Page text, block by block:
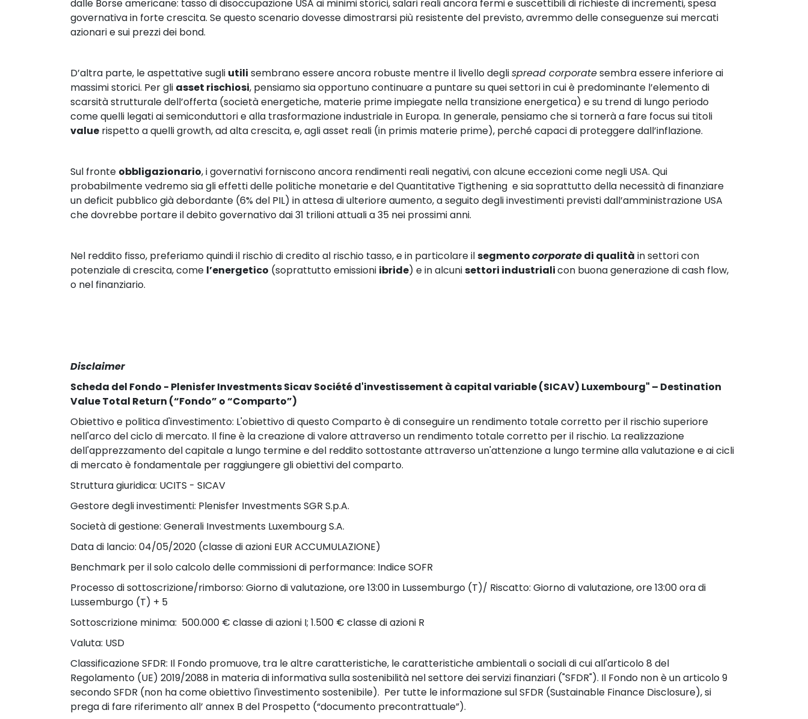
dalle Borse americane: tasso di disoccupazione USA ai minimi storici, salari reali ancora fermi e suscettibili di richieste di incrementi, spesa
governativa in forte crescita. Se questo scenario dovesse dimostrarsi più resistente del previsto, avremmo delle conseguenze sui mercati
azionari e sui prezzi dei bond.
D’altra parte, le aspettative sugli utili sembrano essere ancora robuste mentre il livello degli spread corporate sembra essere inferiore ai
massimi storici. Per gli asset rischiosi, pensiamo sia opportuno continuare a puntare su quei settori in cui è predominante l’elemento di
scarsità strutturale dell’offerta (società energetiche, materie prime impiegate nella transizione energetica) e su trend di lungo periodo
come quelli legati ai semiconduttori e alla trasformazione industriale in Europa. In generale, pensiamo che si tornerà a fare focus sui titoli
value rispetto a quelli growth, ad alta crescita, e, agli asset reali (in primis materie prime), perché capaci di proteggere dall’inflazione.
Sul fronte obbligazionario, i governativi forniscono ancora rendimenti reali negativi, con alcune eccezioni come negli USA. Qui
probabilmente vedremo sia gli effetti delle politiche monetarie e del Quantitative Tigthening  e sia soprattutto della necessità di finanziare
un deficit pubblico già debordante (6% del PIL) in attesa di ulteriore aumento, a seguito degli investimenti previsti dall’amministrazione USA
che dovrebbe portare il debito governativo dai 31 trilioni attuali a 35 nei prossimi anni.
Nel reddito fisso, preferiamo quindi il rischio di credito al rischio tasso, e in particolare il segmento corporate di qualità in settori con
potenziale di crescita, come l’energetico (soprattutto emissioni ibride) e in alcuni settori industriali con buona generazione di cash flow,
o nel finanziario.
Disclaimer
Scheda del Fondo - Plenisfer Investments Sicav Société d'investissement à capital variable (SICAV) Luxembourg" – Destination
Value Total Return (“Fondo” o “Comparto”)
Obiettivo e politica d'investimento: L'obiettivo di questo Comparto è di conseguire un rendimento totale corretto per il rischio superiore
nell'arco del ciclo di mercato. Il fine è la creazione di valore attraverso un rendimento totale corretto per il rischio. La realizzazione
dell'apprezzamento del capitale a lungo termine e del reddito sottostante attraverso un'attenzione a lungo termine alla valutazione e ai cicli
di mercato è fondamentale per raggiungere gli obiettivi del comparto.
Struttura giuridica: UCITS - SICAV
Gestore degli investimenti: Plenisfer Investments SGR S.p.A.
Società di gestione: Generali Investments Luxembourg S.A.
Data di lancio: 04/05/2020 (classe di azioni EUR ACCUMULAZIONE)
Benchmark per il solo calcolo delle commissioni di performance: Indice SOFR
Processo di sottoscrizione/rimborso: Giorno di valutazione, ore 13:00 in Lussemburgo (T)/ Riscatto: Giorno di valutazione, ore 13:00 ora di
Lussemburgo (T) + 5
Sottoscrizione minima:  500.000 € classe di azioni I; 1.500 € classe di azioni R
Valuta: USD
Classificazione SFDR: Il Fondo promuove, tra le altre caratteristiche, le caratteristiche ambientali o sociali di cui all'articolo 8 del
Regolamento (UE) 2019/2088 in materia di informativa sulla sostenibilità nel settore dei servizi finanziari ("SFDR"). Il Fondo non è un articolo 9
secondo SFDR (non ha come obiettivo l'investimento sostenibile).  Per tutte le informazione sul SFDR (Sustainable Finance Disclosure), si
prega di fare riferimento all’ annex B del Prospetto (“documento precontrattuale”).